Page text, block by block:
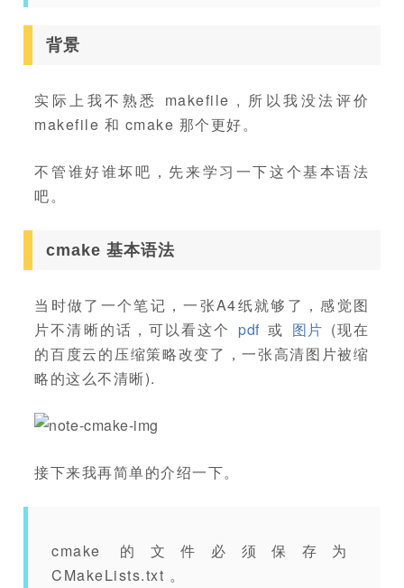
背景
实际上我不熟悉 makefile , 所以我没法评价
makefile 和 cmake 那个更好。
不管谁好谁坏吧，先来学习一下这个基本语法
吧。
cmake 基本语法
当时做了一个笔记，一张A4纸就够了，感觉图
片不清晰的话，可以看这个 pdf 或 图片 (现在
的百度云的压缩策略改变了，一张高清图片被缩
略的这么不清晰).
接下来我再简单的介绍一下。
cmake 的文件必须保存为
CMakeLists.txt 。